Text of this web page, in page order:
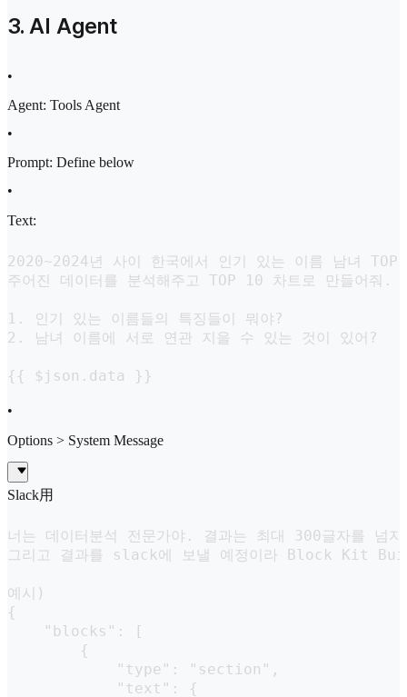
3. AI Agent
•
Agent: Tools Agent
•
Prompt: Define below
•
Text:
2020~2024년 사이 한국에서 인기 있는 이름 남녀
주어진 데이터를 분석해주고 TOP 10 차트로 만들어줘.
1. 인기 있는 이름들의 특징들이 뭐야?
2. 남녀 이름에 서로 연관 지을 수 있는 것이 있어?
{{ $json.data }}
•
Options > System Message
Slack用
너는 데이터분석 전문가야. 결과는 최대 300글자를 넘
그리고 결과를 slack에 보낼 예정이라 Block Kit
예시)
{
    "blocks": [
        {
            "type": "section",
            "text": {